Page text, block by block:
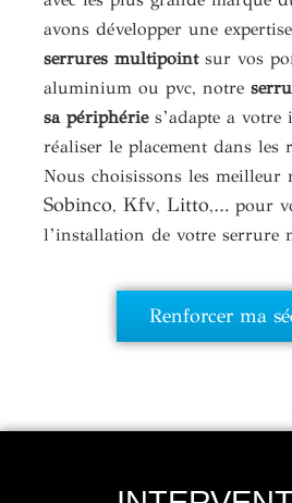
avons développer une
serrures multipointsur vos
aluminium ou pvc, notre
sa périphéries’adapte a
réaliser le placement dans les
Nous choisissons les meilleur
Sobinco, Kfv, Litto,… pour
l’installation de votre serrure
Renforcer ma